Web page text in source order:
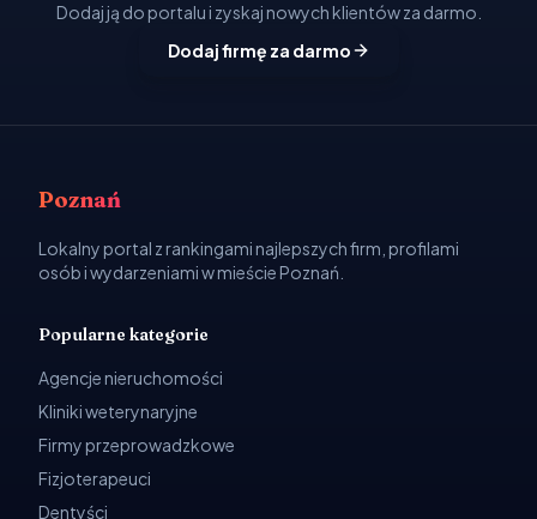
Dodaj ją do portalu i zyskaj nowych klientów za darmo.
Dodaj firmę za darmo
Poznań
Lokalny portal z rankingami najlepszych firm, profilami
osób i wydarzeniami w mieście Poznań.
Popularne kategorie
Agencje nieruchomości
Kliniki weterynaryjne
Firmy przeprowadzkowe
Fizjoterapeuci
Dentyści